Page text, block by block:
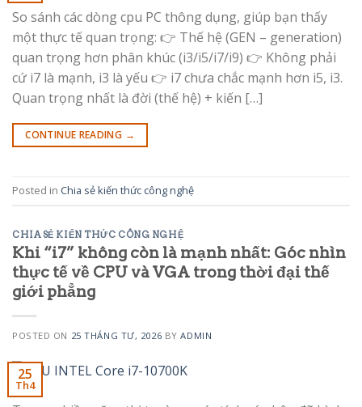
So sánh các dòng cpu PC thông dụng, giúp bạn thấy
một thực tế quan trọng: 👉 Thế hệ (GEN – generation)
quan trọng hơn phân khúc (i3/i5/i7/i9) 👉 Không phải
cứ i7 là mạnh, i3 là yếu 👉 i7 chưa chắc mạnh hơn i5, i3.
Quan trọng nhất là đời (thế hệ) + kiến […]
CONTINUE READING →
Posted in Chia sẻ kiến thức công nghệ
CHIA SẺ KIẾN THỨC CÔNG NGHỆ
Khi “i7” không còn là mạnh nhất: Góc nhìn
thực tế về CPU và VGA trong thời đại thế
giới phẳng
POSTED ON 25 THÁNG TƯ, 2026 BYADMIN
25
Th4